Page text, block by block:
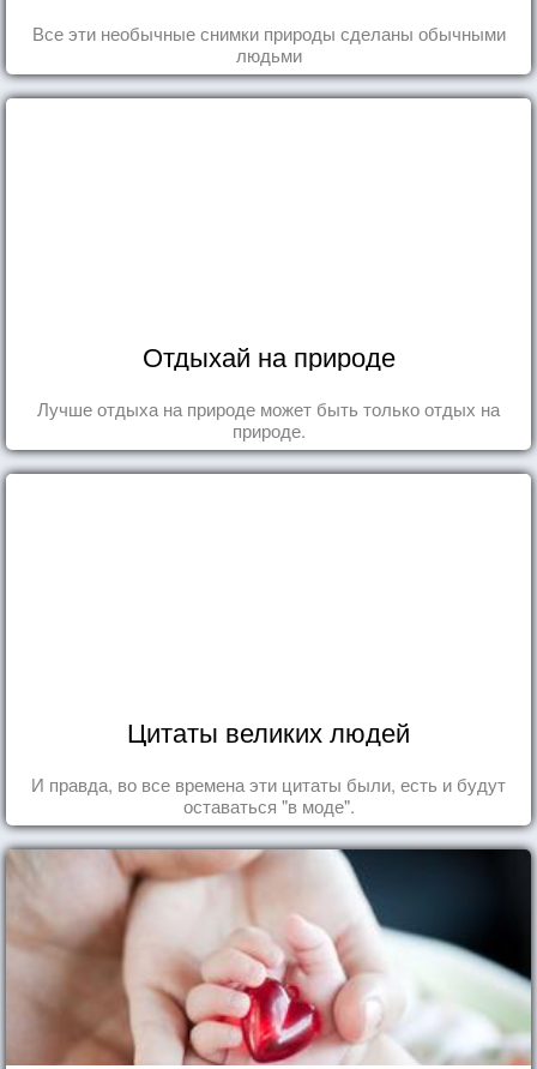
Все эти необычные снимки природы сделаны обычными
людьми
Отдыхай на природе
Лучше отдыха на природе может быть только отдых на
природе.
Цитаты великих людей
И правда, во все времена эти цитаты были, есть и будут
оставаться "в моде".